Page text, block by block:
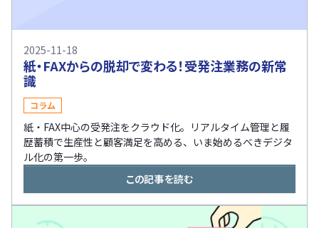
2025-11-18
紙・FAXからの脱却で変わる！受発注業務の新常
識
コラム
紙・FAX中心の受発注をクラウド化。リアルタイム管理と履
歴蓄積で生産性と顧客満足を高める、いま始めるべきデジタ
ル化の第一歩。
この記事を読む